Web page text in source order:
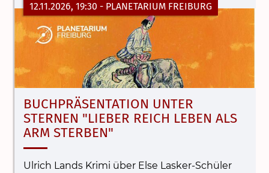
BUCHPRÄSENTATION UNTER
STERNEN "LIEBER REICH LEBEN ALS
ARM STERBEN"
12.11.2026, 19:30 - PLANETARIUM FREIBURG
Ulrich Lands Krimi über Else Lasker-Schüler